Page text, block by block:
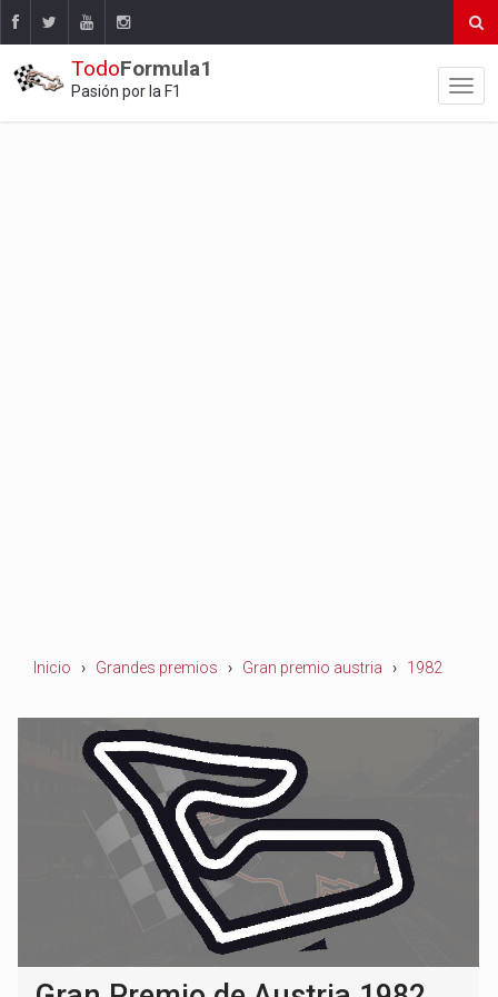
TodoFormula1
Pasión por la F1
Inicio Grandes premios Gran premio austria 1982